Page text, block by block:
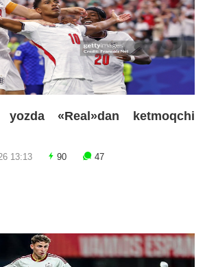
«Real»dan ketmoqchi
13:13 90 47